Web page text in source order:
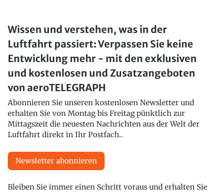
Wissen und verstehen, was in der
Luftfahrt passiert: Verpassen Sie keine
Entwicklung mehr - mit den exklusiven
und kostenlosen und Zusatzangeboten
von aeroTELEGRAPH
Abonnieren Sie unseren kostenlosen Newsletter und
erhalten Sie von Montag bis Freitag pünktlich zur
Mittagszeit die neuesten Nachrichten aus der Welt der
Luftfahrt direkt in Ihr Postfach..
Newsletter abonnieren
Bleiben Sie immer einen Schritt voraus und erhalten Sie